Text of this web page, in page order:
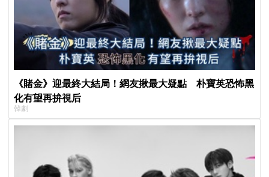
《賭金》迎最終大結局！網友揪最大疑點 朴寶英恐怖黑
化有望再拚視后
韓劇